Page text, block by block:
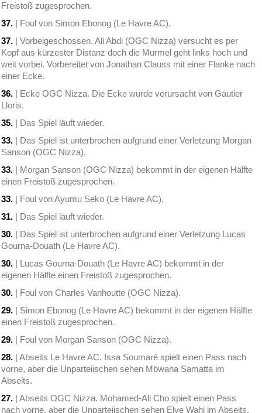
Freistoß zugesprochen.
37. | Foul von Simon Ebonog (Le Havre AC).
37. | Vorbeigeschossen. Ali Abdi (OGC Nizza) versucht es per
Kopf aus kürzester Distanz doch die Murmel geht links hoch und
weit vorbei. Vorbereitet von Jonathan Clauss mit einer Flanke nach
einer Ecke.
36. | Ecke OGC Nizza. Die Ecke wurde verursacht von Gautier
Lloris.
35. | Das Spiel läuft wieder.
33. | Das Spiel ist unterbrochen aufgrund einer Verletzung Morgan
Sanson (OGC Nizza).
33. | Morgan Sanson (OGC Nizza) bekommt in der eigenen Hälfte
einen Freistoß zugesprochen.
33. | Foul von Ayumu Seko (Le Havre AC).
31. | Das Spiel läuft wieder.
30. | Das Spiel ist unterbrochen aufgrund einer Verletzung Lucas
Gourna-Douath (Le Havre AC).
30. | Lucas Gourna-Douath (Le Havre AC) bekommt in der
eigenen Hälfte einen Freistoß zugesprochen.
30. | Foul von Charles Vanhoutte (OGC Nizza).
29. | Simon Ebonog (Le Havre AC) bekommt in der eigenen Hälfte
einen Freistoß zugesprochen.
29. | Foul von Morgan Sanson (OGC Nizza).
28. | Abseits Le Havre AC. Issa Soumaré spielt einen Pass nach
vorne, aber die Unparteiischen sehen Mbwana Samatta im
Abseits.
27. | Abseits OGC Nizza. Mohamed-Ali Cho spielt einen Pass
nach vorne, aber die Unparteiischen sehen Elye Wahi im Abseits.